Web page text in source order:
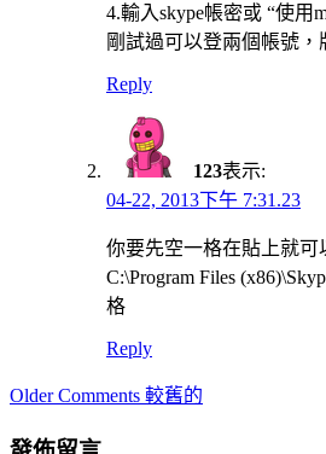
4.輸入skype帳密或 “使用
剛試過可以登兩個帳號，
Reply
123表示:
04-22, 2013下午 7:31.23
你要先空一格在貼上就可
C:\Program Files
格
Reply
Comment
Older Comments 較舊的